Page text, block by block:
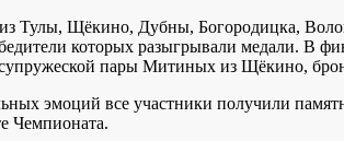
Щёкино, Дубны, Богородицка,
которых разыгрывали медали. В
пары Митиных из Щёкино,
все участники получили
Чемпионата.